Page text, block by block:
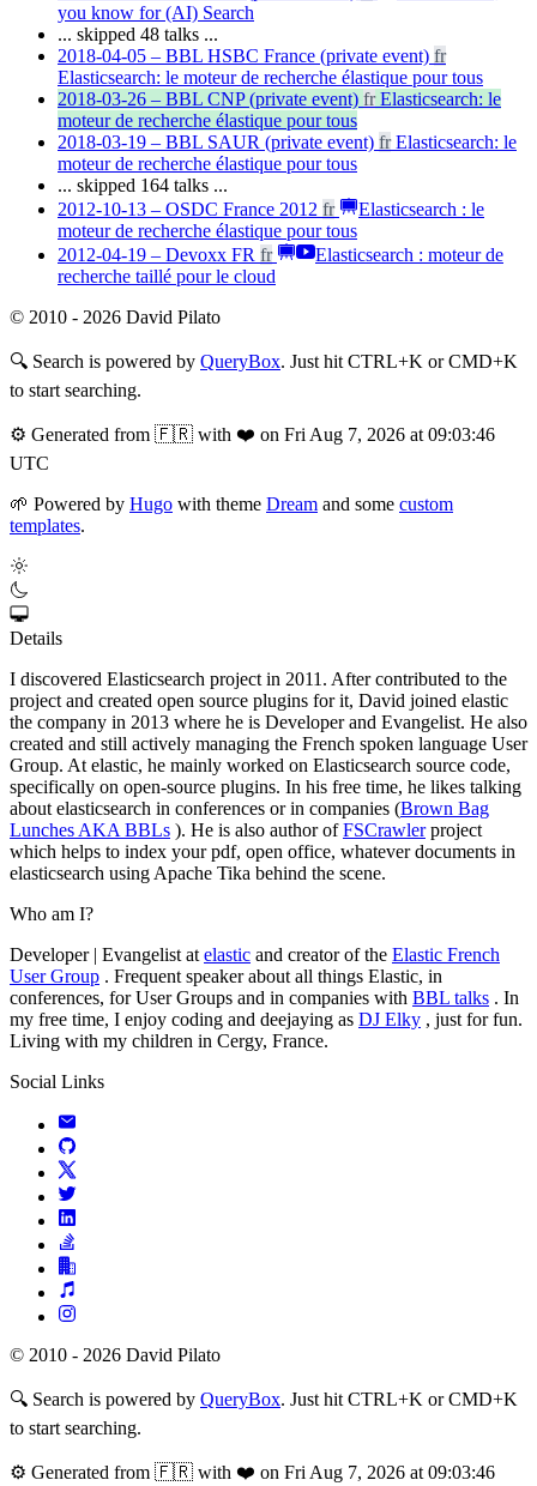
you know for (AI) Search
... skipped 48 talks ...
2018-04-05 – BBL HSBC France (private event) fr
Elasticsearch: le moteur de recherche élastique pour tous
2018-03-26 – BBL CNP (private event) fr Elasticsearch: le
moteur de recherche élastique pour tous
2018-03-19 – BBL SAUR (private event) fr Elasticsearch: le
moteur de recherche élastique pour tous
... skipped 164 talks ...
2012-10-13 – OSDC France 2012 fr
Elasticsearch : le
moteur de recherche élastique pour tous
2012-04-19 – Devoxx FR fr
Elasticsearch : moteur de
recherche taillé pour le cloud
© 2010 - 2026 David Pilato
🔍 Search is powered by QueryBox. Just hit CTRL+K or CMD+K
to start searching.
⚙️ Generated from 🇫🇷 with ❤️ on Fri Aug 7, 2026 at 09:03:46
UTC
🌱 Powered by Hugo with theme Dream and some custom
templates.
Details
I discovered Elasticsearch project in 2011. After contributed to the
project and created open source plugins for it, David joined elastic
the company in 2013 where he is Developer and Evangelist. He also
created and still actively managing the French spoken language User
Group. At elastic, he mainly worked on Elasticsearch source code,
specifically on open-source plugins. In his free time, he likes talking
about elasticsearch in conferences or in companies (Brown Bag
Lunches AKA BBLs ). He is also author ofFSCrawlerproject
which helps to index your pdf, open office, whatever documents in
elasticsearch using Apache Tika behind the scene.
Who am I?
Developer | Evangelist at elastic and creator of the Elastic French
User Group . Frequent speaker about all things Elastic, in
conferences, for User Groups and in companies with BBL talks . In
my free time, I enjoy coding and deejaying as DJ Elky , just for fun.
Living with my children in Cergy, France.
Social Links
© 2010 - 2026 David Pilato
🔍 Search is powered by QueryBox. Just hit CTRL+K or CMD+K
to start searching.
⚙️ Generated from 🇫🇷 with ❤️ on Fri Aug 7, 2026 at 09:03:46